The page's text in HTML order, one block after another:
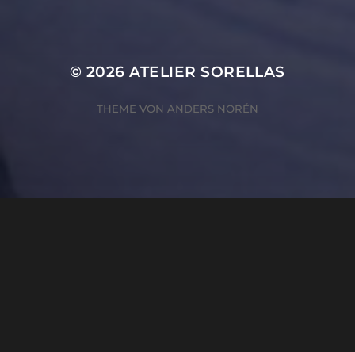
© 2026ATELIER SORELLAS
THEME VON ANDERS NORÉN